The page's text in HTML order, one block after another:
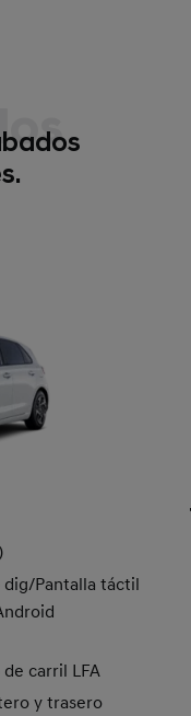
dig/Pantalla táctil
carril LFA
y trasero